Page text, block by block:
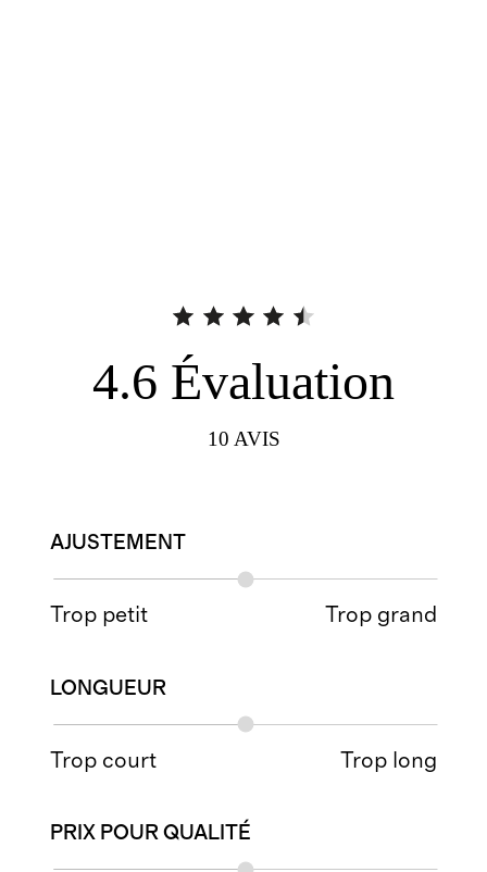
4.6 Évaluation
10 AVIS
AJUSTEMENT
Trop petit Trop grand
LONGUEUR
Trop court Trop long
PRIX POUR QUALITÉ